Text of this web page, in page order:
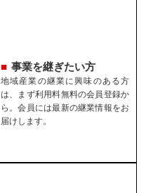
事業を継ぎたい方
地域産業の継業に興味のある方
は、まず利用料無料の会員登録か
ら。会員には最新の継業情報をお
届けします。